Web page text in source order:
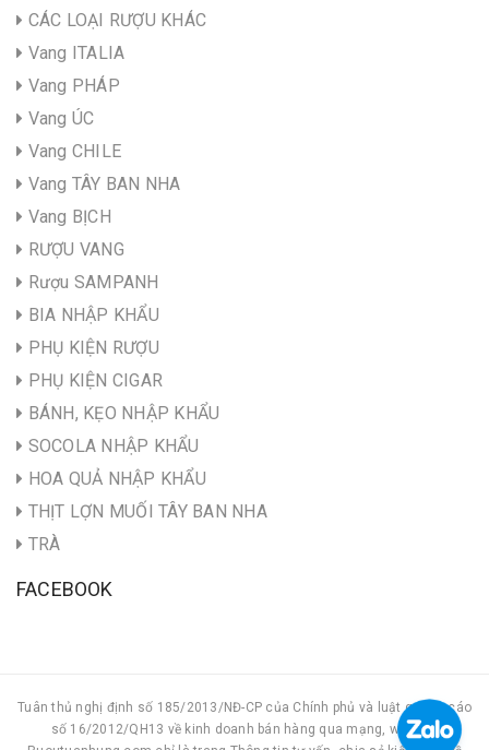
CÁC LOẠI RƯỢU KHÁC
Vang ITALIA
Vang PHÁP
Vang ÚC
Vang CHILE
Vang TÂY BAN NHA
Vang BỊCH
RƯỢU VANG
Rượu SAMPANH
BIA NHẬP KHẨU
PHỤ KIỆN RƯỢU
PHỤ KIỆN CIGAR
BÁNH, KẸO NHẬP KHẨU
SOCOLA NHẬP KHẨU
HOA QUẢ NHẬP KHẨU
THỊT LỢN MUỐI TÂY BAN NHA
TRÀ
FACEBOOK
Tuân thủ nghị định số 185/2013/NĐ-CP của Chính phủ và luật quảng cáo
số 16/2012/QH13 về kinh doanh bán hàng qua mạng, website